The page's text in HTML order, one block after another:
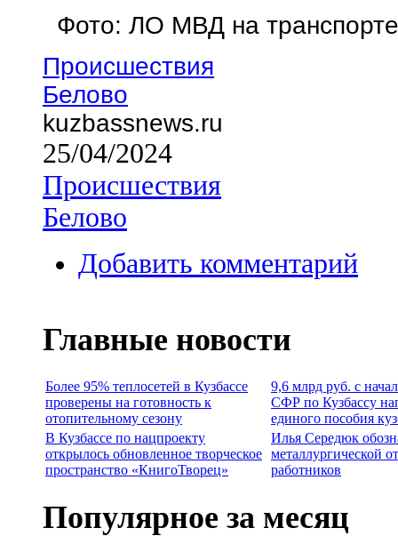
Фото: ЛО МВД на транспорте
Происшествия
Белово
kuzbassnews.ru
25/04/2024
Происшествия
Белово
Добавить комментарий
Главные новости
Более 95% теплосетей в Кузбассе
проверены на готовность к
отопительному сезону
9,6 млрд руб. с
СФР по Кузбассу
единого пособия
В Кузбассе по нацпроекту
открылось обновленное творческое
пространство «КнигоТворец»
Илья Середюк
металлургической
работников
Популярное за месяц